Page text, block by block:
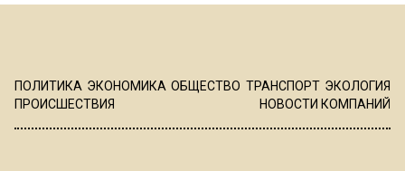
ПОЛИТИКА ЭКОНОМИКА ОБЩЕСТВО ТРАНСПОРТ ЭКОЛОГИЯ
ПРОИСШЕСТВИЯ
НОВОСТИ КОМПАНИЙ